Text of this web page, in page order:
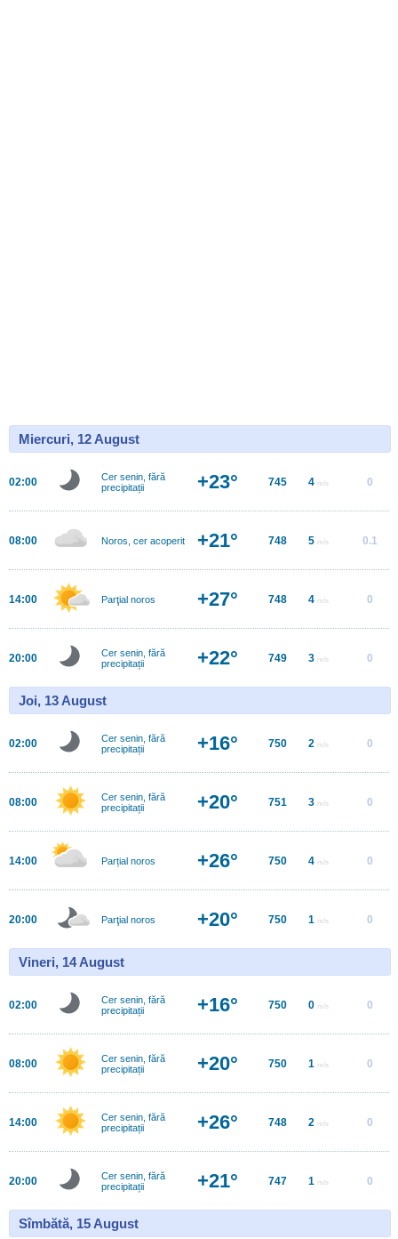
Miercuri, 12 August
02:00
Cer senin, fără
precipitații
+23° 745 4 m/s 0
08:00 Noros, cer acoperit +21° 748 5 m/s 0.1
14:00 Parţial noros +27° 748 4 m/s 0
20:00
Cer senin, fără
precipitații
+22° 749 3 m/s 0
Joi, 13 August
02:00
Cer senin, fără
precipitații
+16° 750 2 m/s 0
08:00
Cer senin, fără
precipitații
+20° 751 3 m/s 0
14:00 Parțial noros +26° 750 4 m/s 0
20:00 Parţial noros +20° 750 1 m/s 0
Vineri, 14 August
02:00
Cer senin, fără
precipitații
+16° 750 0 m/s 0
08:00
Cer senin, fără
precipitații
+20° 750 1 m/s 0
14:00
Cer senin, fără
precipitații
+26° 748 2 m/s 0
20:00
Cer senin, fără
precipitații
+21° 747 1 m/s 0
Sîmbătă, 15 August